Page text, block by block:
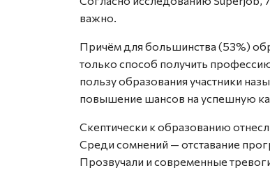
важно.
Причём для большинства (53%)
только способ получить
пользу образования участники
повышение шансов на успешную
Скептически к образованию
Среди сомнений — отставание
Прозвучали и современные